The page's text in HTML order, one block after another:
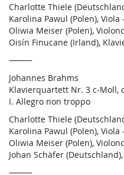
Charlotte Thiele
Karolina Pawul (Polen),
Oliwia Meiser (Polen),
Oisín Finucane (Irland),
⸻
Johannes Brahms
Klavierquartett Nr. 3 c-Moll,
I. Allegro non troppo
Charlotte Thiele
Karolina Pawul (Polen),
Oliwia Meiser (Polen),
Johan Schäfer
⸻